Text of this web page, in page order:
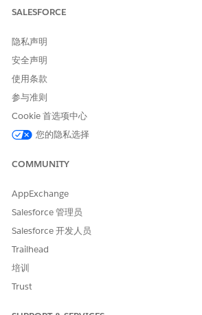
置。
从甘特图或预约列表中选择预约，并
重新
从 Salesforce 中的任何位置使用
Agentforce 重新预订最多 20 个预约
Agentforce 然后检查预约：
没有有效的消息传递会话
不是复杂工作链的一部分
不是捆绑服务预约
不在“已取消”或“已完成”状态类别中
如果这些检查中的任何一项失败，您会收
Agentforce 无法重新预订预约。
如果所有这些检查都通过，预约被认为有
Agentforce 检查，以查看预约是否：
SALESFORCE
隐私声明
安全声明
使用条款
参与准则
Cookie 首选项中心
您的隐私选择
COMMUNITY
AppExchange
Salesforce 管理员
Salesforce 开发人员
Trailhead
培训
Trust